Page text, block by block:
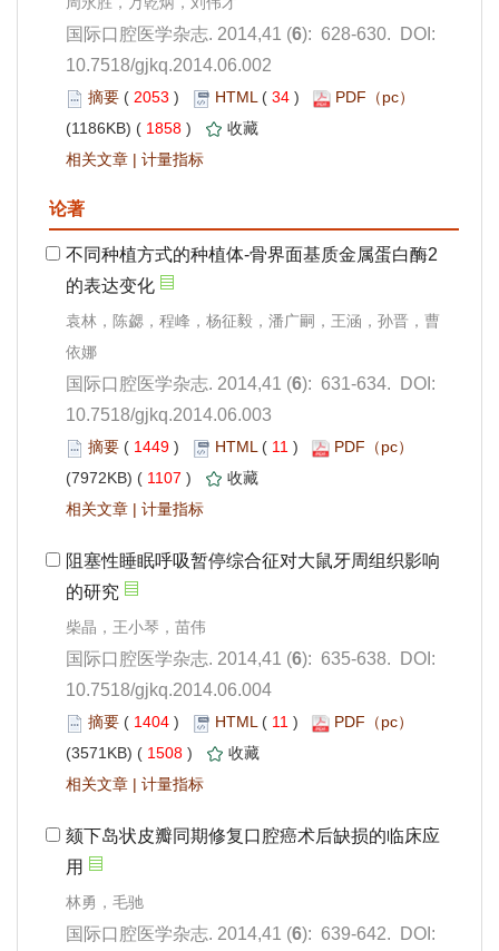
): 628-630. DOI:
10.7518/gjkq.2014.06.002
2053 ) 34 )
1858 )
|
): 631-634. DOI:
10.7518/gjkq.2014.06.003
1449 ) 11 )
1107 )
|
): 635-638. DOI:
10.7518/gjkq.2014.06.004
1404 ) 11 )
1508 )
|
): 639-642. DOI: